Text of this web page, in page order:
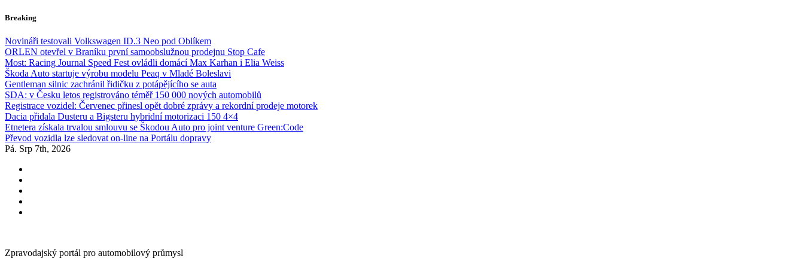
Skip
content
Breaking
Novináři testovali Volkswagen ID.3 Neo pod Oblíkem
ORLEN otevřel v Braníku první samoobslužnou prodejnu Stop Cafe
Most: Racing Journal Speed Fest ovládli domácí Max Karhan i Elia Weiss
Škoda Auto startuje výrobu modelu Peaq v Mladé Boleslavi
Gentleman silnic zachránil řidičku z potápějícího se auta
SDA: v Česku letos registrováno téměř 150 000 nových automobilů
Registrace vozidel: Červenec přinesl opět dobré zprávy a rekordní prodeje motorek
Dacia přidala Dusteru a Bigsteru hybridní motorizaci 150 4×4
Etnetera získala trvalou smlouvu se Škodou Auto pro joint venture Green:Code
Převod vozidla lze sledovat on-line na Portálu dopravy
Pá. Srp 7th, 2026
Zpravodajský portál pro automobilový průmysl